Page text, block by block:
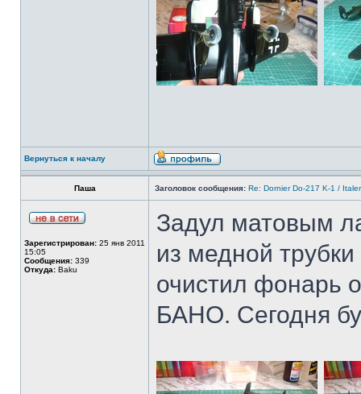
Вернуться к началу
Паша Заголовок сообщения: Re: Dornier Do-217 K-1 /
Зарегистрирован: 25 янв 2011
15:05
Сообщения: 339
Откуда: Baku
Задул матовым
из медной
очистил фонарь
БАНО. Сегодня